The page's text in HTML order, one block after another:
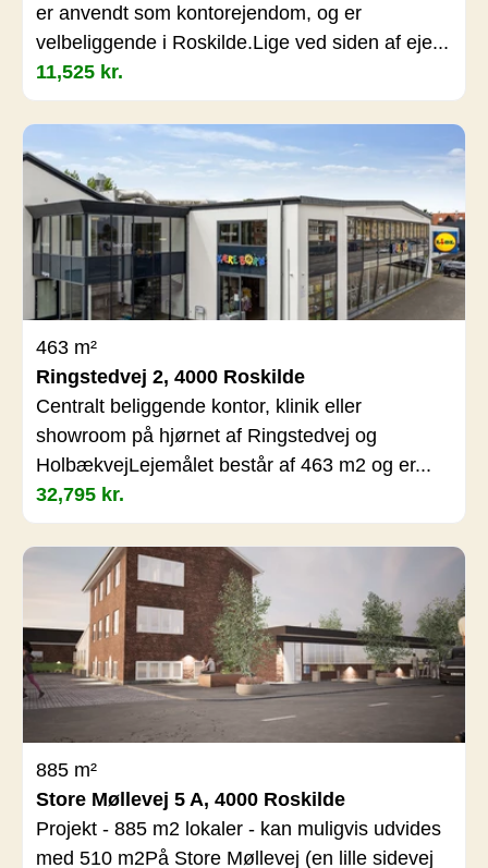
er anvendt som kontorejendom, og er
velbeliggende i Roskilde.Lige ved siden af eje...
11,525 kr.
463 m²
Ringstedvej 2, 4000 Roskilde
Centralt beliggende kontor, klinik eller
showroom på hjørnet af Ringstedvej og
HolbækvejLejemålet består af 463 m2 og er...
32,795 kr.
885 m²
Store Møllevej 5 A, 4000 Roskilde
Projekt - 885 m2 lokaler - kan muligvis udvides
med 510 m2På Store Møllevej (en lille sidevej